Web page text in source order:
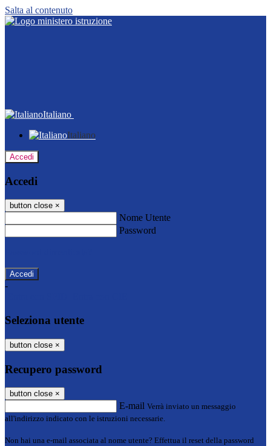
Salta al contenuto
Italiano
Italiano
Accedi
Accedi
button close ×
Nome Utente
Password
-
Seleziona utente
button close ×
Recupero password
button close ×
E-mail Verrà inviato un messaggio
all'indirizzo indicato con le istruzioni necessarie.
Non hai una e-mail associata al nome utente? Effettua il reset della password